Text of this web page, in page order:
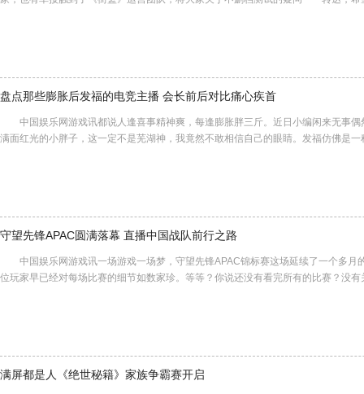
盘点那些膨胀后发福的电竞主播 会长前后对比痛心疾首
中国娱乐网游戏讯都说人逢喜事精神爽，每逢膨胀胖三斤。近日小编闲来无事偶
满面红光的小胖子，这一定不是芜湖神，我竟然不敢相信自己的眼睛。发福仿佛是
守望先锋APAC圆满落幕​ 直播中国战队前行之路
中国娱乐网游戏讯一场游戏一场梦，守望先锋APAC锦标赛这场延续了一个多月
位玩家早已经对每场比赛的细节如数家珍。等等？你说还没有看完所有的比赛？没
满屏都是人《绝世秘籍》家族争霸赛开启